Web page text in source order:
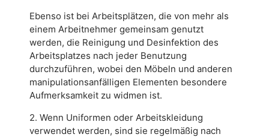
Ebenso ist bei Arbeitsplätzen, die von mehr als
einem Arbeitnehmer gemeinsam genutzt
werden, die Reinigung und Desinfektion des
Arbeitsplatzes nach jeder Benutzung
durchzuführen, wobei den Möbeln und anderen
manipulationsanfälligen Elementen besondere
Aufmerksamkeit zu widmen ist.
2. Wenn Uniformen oder Arbeitskleidung
verwendet werden, sind sie regelmäßig nach